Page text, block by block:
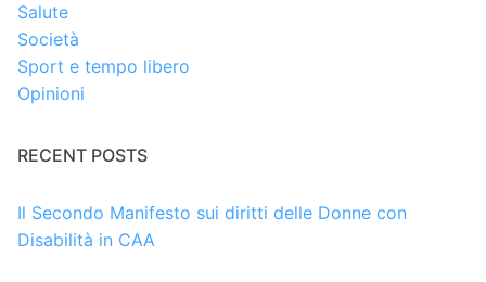
Salute
Società
Sport e tempo libero
Opinioni
RECENT POSTS
Il Secondo Manifesto sui diritti delle Donne con
Disabilità in CAA